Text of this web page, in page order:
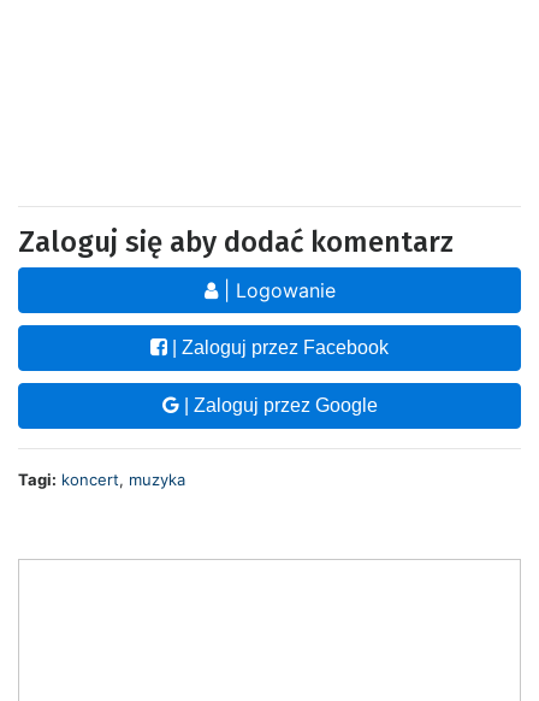
Zaloguj się aby dodać komentarz
| Logowanie
| Zaloguj przez Facebook
| Zaloguj przez Google
Tagi: koncert, muzyka